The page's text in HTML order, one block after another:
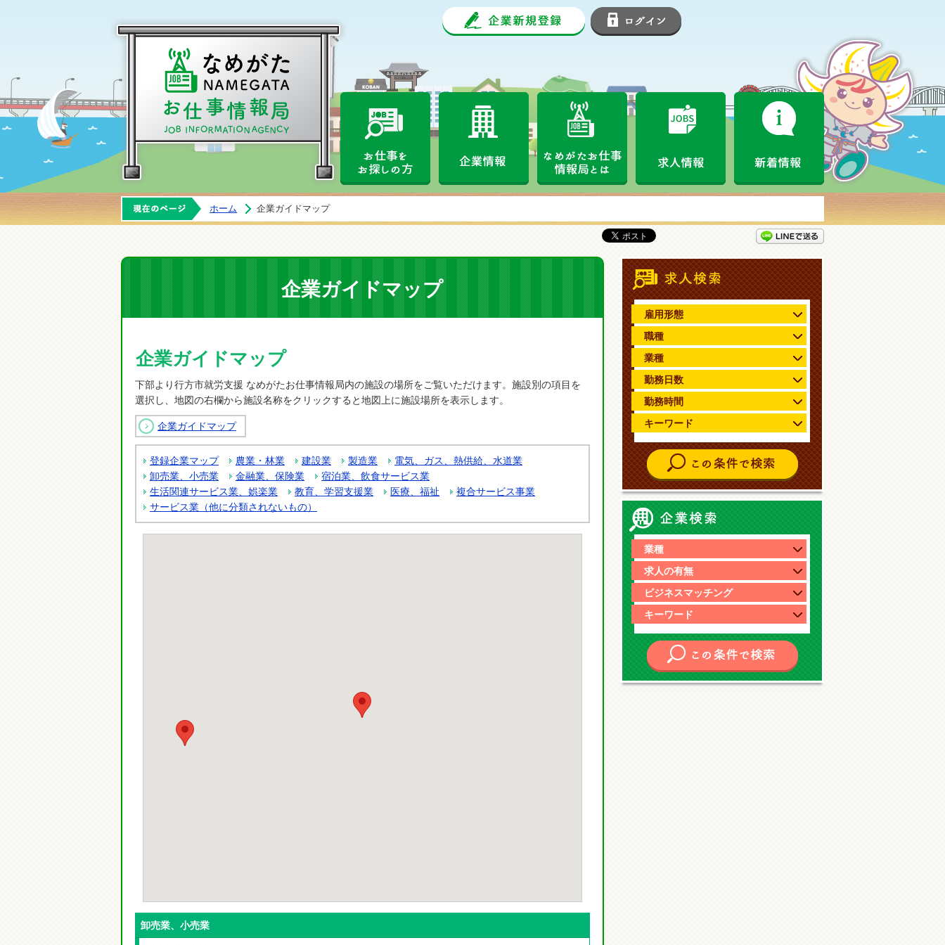
企業新規登録
お仕事をお探しの方 なめがたお仕事情報局とは 新着情報
ホーム 企業ガイドマップ
企業ガイドマップ
企業ガイドマップ
下部より行方市就労支援 なめがたお仕事情報局内の施設の場所をご覧いただけます。施設別の項目を
選択し、地図の右欄から施設名称をクリックすると地図上に施設場所を表示します。
企業ガイドマップ
登録企業マップ 農業・林業 建設業 製造業
電気、ガス、熱供給、水道業
卸売業、小売業
金融業、保険業
宿泊業、飲食サービス業
生活関連サービス業、娯楽業
教育、学習支援業 医療、福祉
複合サービス事業
サービス業（他に分類されないもの）
卸売業、小売業
雇用形態
職種
業種
勤務日数
勤務時間
キーワード
企業情報検索
業種
求人の有無
ビジネスマッチング
キーワード